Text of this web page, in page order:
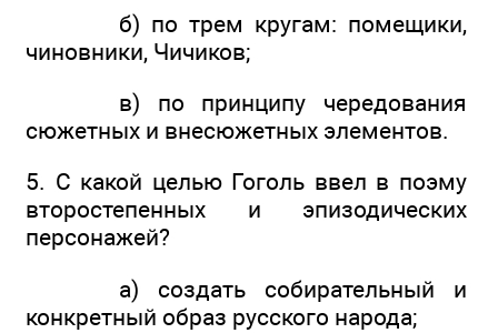
б) по трем кругам: помещики,
чиновники, Чичиков;
в) по принципу чередования
сюжетных и внесюжетных элементов.
5. С какой целью Гоголь ввел в поэму
второстепенных и эпизодических
персонажей?
а) создать собирательный и
конкретный образ русского народа;